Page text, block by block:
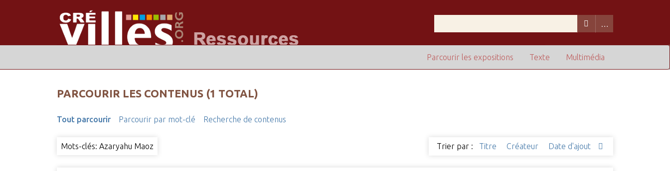
Multimédia
Texte
Parcourir les expositions
PARCOURIR LES CONTENUS (1 TOTAL)
Tout parcourir Parcourir par mot-clé Recherche de contenus
Mots-clés: Azaryahu Maoz Trier par : Titre Créateur Date d'ajout